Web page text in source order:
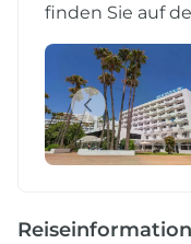
finden Sie auf